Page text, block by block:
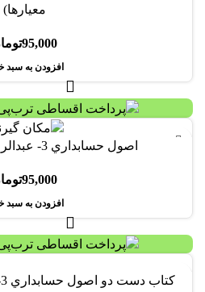
معیارها)
95,000
افزودن به سبد
اصول حسابداري 3- عبدالرضا تالانه/کيومرث
95,000
افزودن به سبد
کتاب دست دو اصول حسابداري 3-عبدالرضا تالانه/کيومرث